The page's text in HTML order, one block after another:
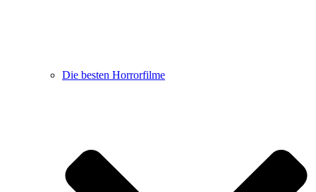
Die besten Horrorfilme